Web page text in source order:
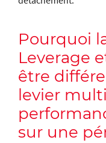
Pourquoi
Leverage
être
levier
sur une